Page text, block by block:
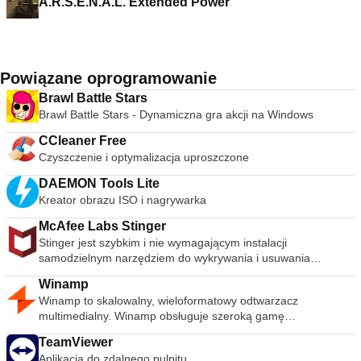
Powiązane oprogramowanie
Brawl Battle Stars
Brawl Battle Stars - Dynamiczna gra akcji na Windows
CCleaner Free
Czyszczenie i optymalizacja uproszczone
DAEMON Tools Lite
Kreator obrazu ISO i nagrywarka
McAfee Labs Stinger
Stinger jest szybkim i nie wymagającym instalacji
samodzielnym narzędziem do wykrywania i usuwania
powszechnego złośliwego oprogramowania i zagrożeń,
idealne, jeśli komputer jest już zainfekowany. Chociaż Stinger
nie zastępuje pełnowartościowego oprogramowania
antywirusowego, Stinger jest aktualizowany wiele razy w
tygodniu, aby obejmował wykrywanie nowszych wariantów
fałszywych alarmów i rozpowszechnionych wirusów.
Winamp
Winamp to skalowalny, wieloformatowy odtwarzacz
multimedialny. Winamp obsługuje szeroką gamę
współczesnych i specjalistycznych formatów plików
muzycznych, w tym MIDI, MOD, warstwy audio 1 i 2 MPEG-1,
TeamViewer